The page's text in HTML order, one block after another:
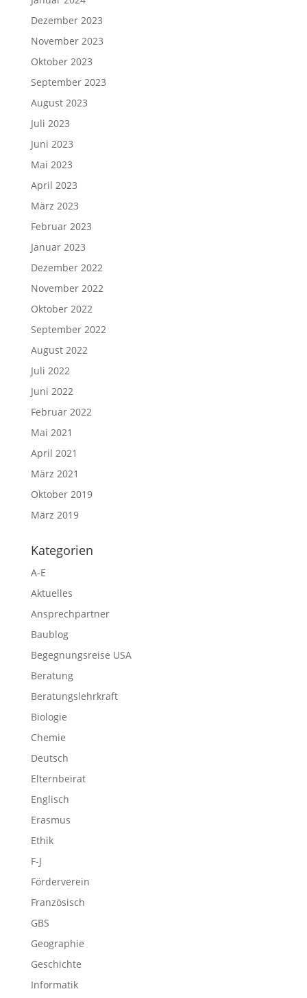
Dezember 2023
November 2023
Oktober 2023
September 2023
August 2023
Juli 2023
Juni 2023
Mai 2023
April 2023
März 2023
Februar 2023
Januar 2023
Dezember 2022
November 2022
Oktober 2022
September 2022
August 2022
Juli 2022
Juni 2022
Februar 2022
Mai 2021
April 2021
März 2021
Oktober 2019
März 2019
Kategorien
A-E
Aktuelles
Ansprechpartner
Baublog
Begegnungsreise USA
Beratung
Beratungslehrkraft
Biologie
Chemie
Deutsch
Elternbeirat
Englisch
Erasmus
Ethik
F-J
Förderverein
Französisch
GBS
Geographie
Geschichte
Informatik